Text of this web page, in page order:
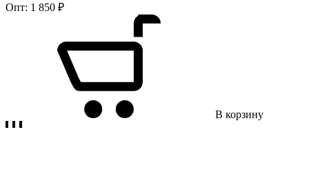
Опт: 1 850 ₽
В корзину